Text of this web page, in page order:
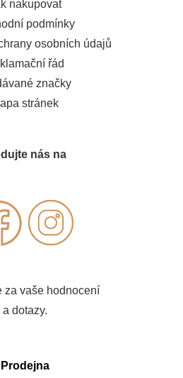
nakupovat
podmínky
osobních údajů
řád
značky
stránek
nás na
za vaše hodnocení
a dotazy.
Prodejna